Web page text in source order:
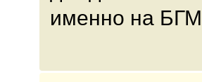
именно на БГМ